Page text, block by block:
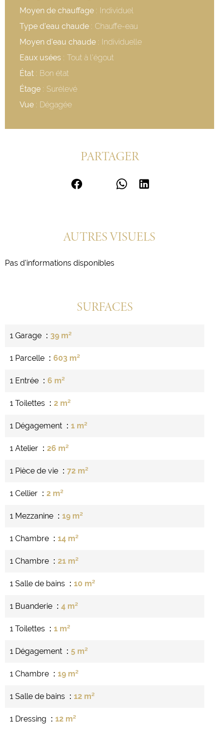
Moyen de chauffage
Individuel
Type d'eau chaude
Chauffe-eau
Moyen d'eau chaude
Individuelle
Eaux usées
Tout à l'égout
État
Bon état
Étage
Surélevé
Vue
Dégagée
PARTAGER
AUTRES VISUELS
Pas d'informations disponibles
SURFACES
1 Garage 39 m²
1 Parcelle 603 m²
1 Entrée 6 m²
1 Toilettes 2 m²
1 Dégagement 1 m²
1 Atelier 26 m²
1 Pièce de vie 72 m²
1 Cellier 2 m²
1 Mezzanine 19 m²
1 Chambre 14 m²
1 Chambre 21 m²
1 Salle de bains 10 m²
1 Buanderie 4 m²
1 Toilettes 1 m²
1 Dégagement 5 m²
1 Chambre 19 m²
1 Salle de bains 12 m²
1 Dressing 12 m²